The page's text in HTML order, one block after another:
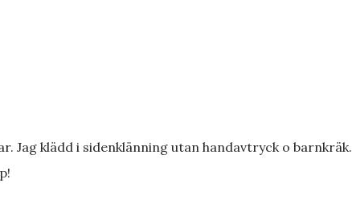
Jag klädd i sidenklänning utan handavtryck o barnkräk.